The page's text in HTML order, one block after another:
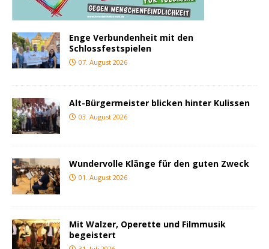
Enge Verbundenheit mit den
Schlossfestspielen
07. August 2026
Alt-Bürgermeister blicken hinter Kulissen
03. August 2026
Wundervolle Klänge für den guten Zweck
01. August 2026
Mit Walzer, Operette und Filmmusik
begeistert